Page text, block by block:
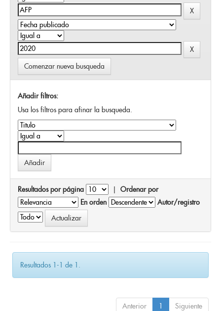
Comenzar nueva busqueda
Añadir filtros:
Usa los filtros para afinar la busqueda.
Resultados por página | Ordenar por
En orden
Autor/registro
Resultados 1-1 de 1.
Anterior 1 Siguiente